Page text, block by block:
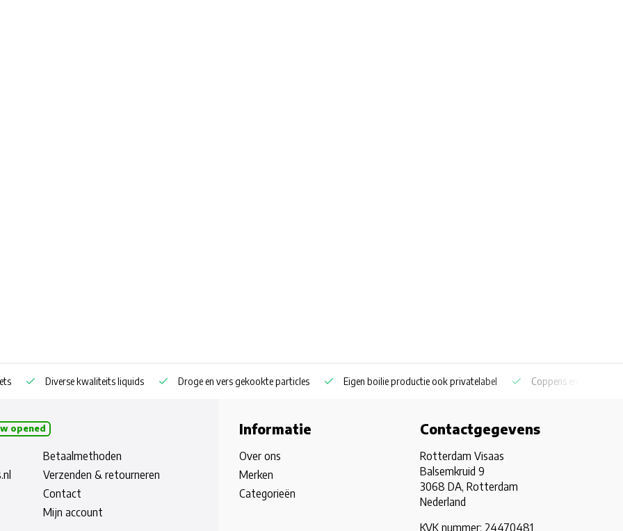
Diverse kwaliteits liquids Droge en vers gekookte particles Eigen boilie productie ook privatelabel Coppens en Skretting
opened
Betaalmethoden
Verzenden & retourneren
Contact
Mijn account
Informatie
Over ons
Merken
Categorieën
Contactgegevens
Rotterdam Visaas
Balsemkruid 9
3068 DA, Rotterdam
Nederland
KVK nummer: 24470481